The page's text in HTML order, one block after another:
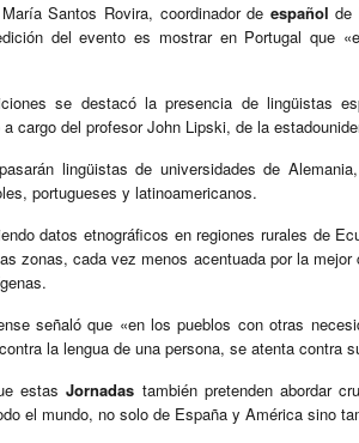
Santos Rovira, coordinador de español de
del evento es mostrar en Portugal que
se destacó la presencia de lingüistas
cargo del profesor John Lipski, de la
lingüistas de universidades de
portugueses y latinoamericanos.
datos etnográficos en regiones rurales de
zonas, cada vez menos acentuada por la
señaló que «en los pueblos con otras
la lengua de una persona, se atenta contra
estasJornadas también pretenden abordar
el mundo, no solo de España y América sino